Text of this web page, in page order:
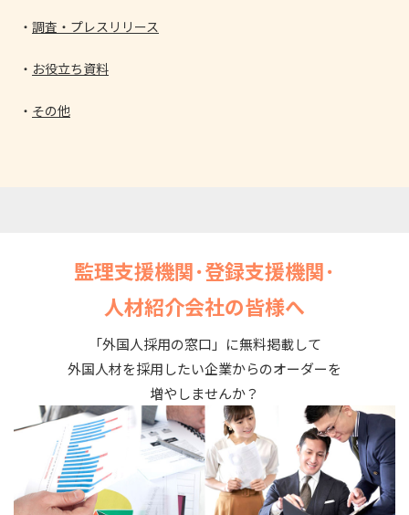
調査・プレスリリース
お役立ち資料
その他
監理支援機関･登録支援機関･
人材紹介会社の皆様へ
「外国人採用の窓口」に無料掲載して
外国人材を採用したい企業からのオーダーを
増やしませんか？